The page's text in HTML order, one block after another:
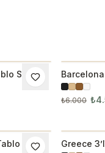
Seti
Seti
₺6.000
Seti Greece